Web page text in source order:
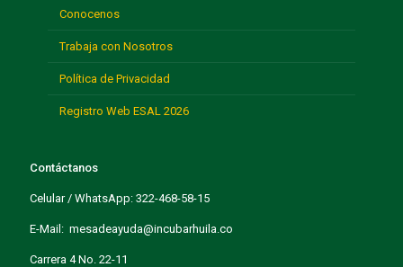
Conocenos
Trabaja con Nosotros
Política de Privacidad
Registro Web ESAL 2026
Contáctanos
Celular / WhatsApp: 322-468-58-15
E-Mail: mesadeayuda@incubarhuila.co
Carrera 4 No. 22-11